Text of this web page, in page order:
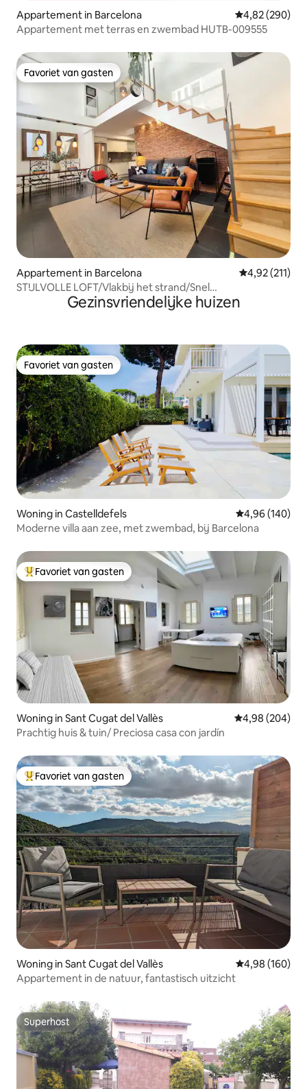
Appartement in Barcelona Gemiddelde
4,82 (290)
Appartement met terras en zwembad HUTB-009555
Favoriet van gasten
Favoriet van gasten
Appartement in Barcelona Gemiddelde
4,92 (211)
STIJLVOLLE LOFT/Vlakbij het strand/Snel
wifi/AC/SMARTTVGezinsvriendelijke huizen
Favoriet van gasten
Favoriet van gasten
Woning in Castelldefels Gemiddelde
4,96 (140)
Moderne villa aan zee, met zwembad, bij Barcelona
Topfavoriet van gasten
Favoriet van gasten
Woning in Sant Cugat del Vallès Gemiddelde
4,98 (204)
Prachtig huis & tuin/ Preciosa casa con jardín
Topfavoriet van gasten
Favoriet van gasten
Woning in Sant Cugat del Vallès Gemiddelde
4,98 (160)
Appartement in de natuur, fantastisch uitzicht
Superhost
Superhost